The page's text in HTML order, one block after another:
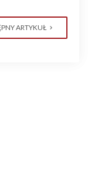
ARTYKUŁ